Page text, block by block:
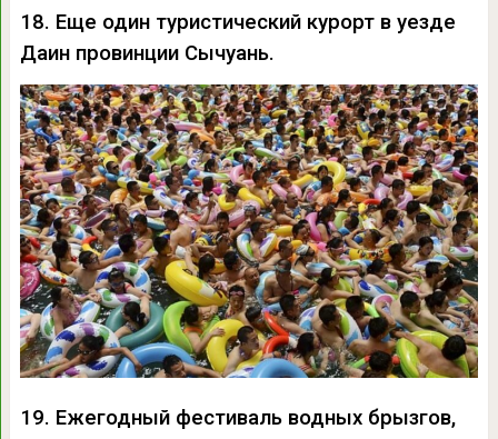
18. Еще один туристический курорт в уезде
Даин провинции Сычуань.
19. Ежегодный фестиваль водных брызгов,